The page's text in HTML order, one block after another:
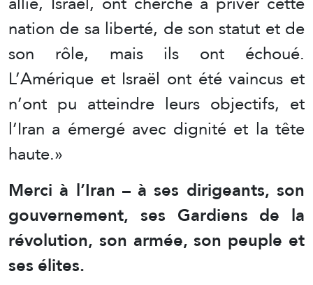
nation de sa liberté, de son statut et de
son rôle, mais ils ont échoué.
L’Amérique et Israël ont été vaincus et
n’ont pu atteindre leurs objectifs, et
l’Iran a émergé avec dignité et la tête
haute.»
Merci à l’Iran – à ses dirigeants, son
gouvernement, ses Gardiens de la
révolution, son armée, son peuple et
ses élites.